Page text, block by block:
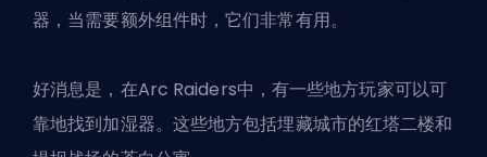
器，当需要额外组件时，它们非常有用。
好消息是，在Arc Raiders中，有一些地方玩家可以可
靠地找到加湿器。这些地方包括埋藏城市的红塔二楼和